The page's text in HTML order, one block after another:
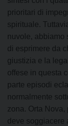
prioritari di
spirituale.
nuvole, abbiamo
di esprimere da
giustizia e la
offese in questa
parte episodi
normalmente
zona. Orta Nova,
deve soggiacere